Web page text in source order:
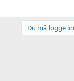
Du må logge